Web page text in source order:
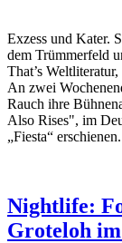
Exzess und Kater.
dem Trümmerfeld
That’s
An zwei
Rauch ihre
Also Rises", im
„Fiesta“ erschienen.
Nightlife:
Groteloh